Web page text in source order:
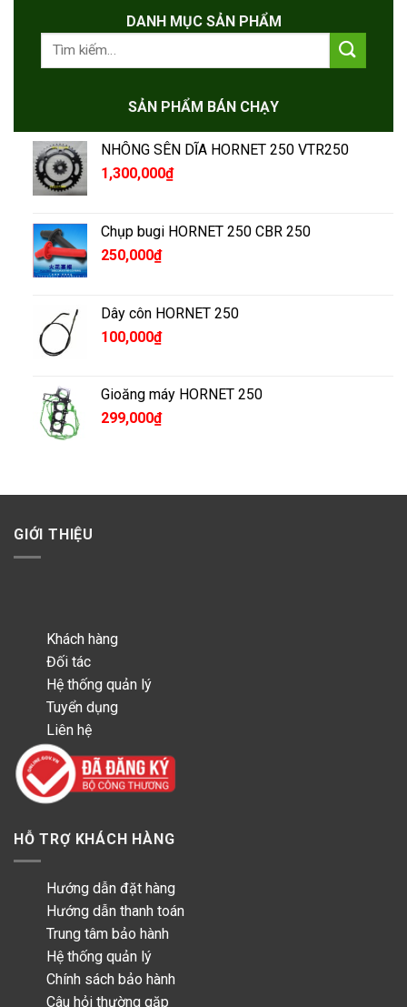
DANH MỤC SẢN PHẨM
Tìm
kiếm:
SẢN PHẨM BÁN CHẠY
NHÔNG SÊN DĨA HORNET 250 VTR250
1,300,000₫
Chụp bugi HORNET 250 CBR 250
250,000₫
Dây côn HORNET 250
100,000₫
Gioăng máy HORNET 250
299,000₫
GIỚI THIỆU
Khách hàng
Đối tác
Hệ thống quản lý
Tuyển dụng
Liên hệ
HỖ TRỢ KHÁCH HÀNG
Hướng dẫn đặt hàng
Hướng dẫn thanh toán
Trung tâm bảo hành
Hệ thống quản lý
Chính sách bảo hành
Câu hỏi thường gặp